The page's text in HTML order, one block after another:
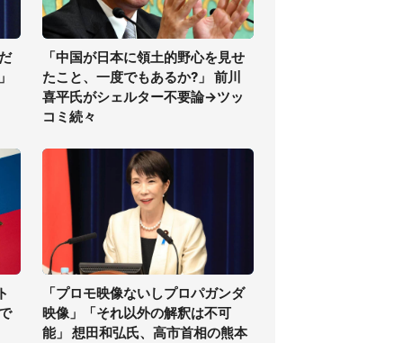
「中国が日本に領土的野心を見せ
たこと、一度でもあるか?」 前川
喜平氏がシェルター不要論→ツッ
コミ続々
「プロモ映像ないしプロパガンダ
映像」「それ以外の解釈は不可
能」 想田和弘氏、高市首相の熊本